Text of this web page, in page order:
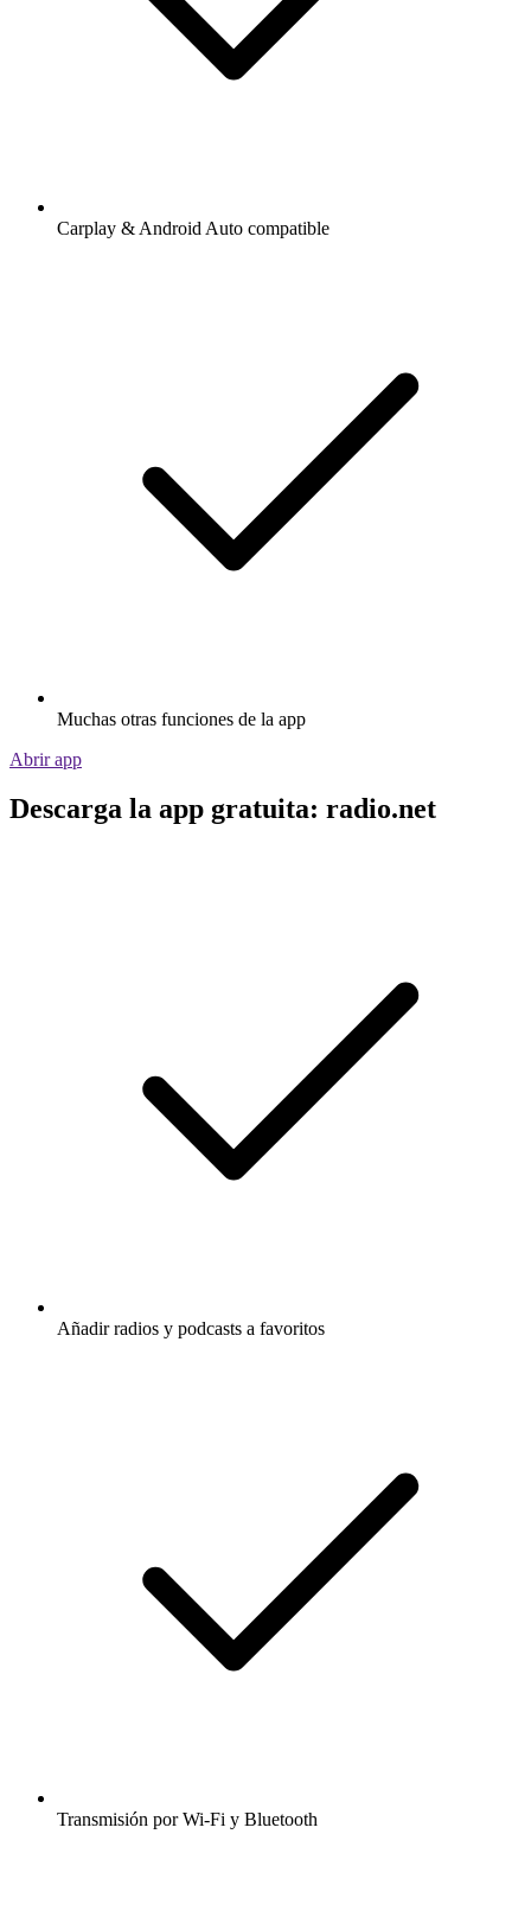
Carplay & Android Auto compatible
Muchas otras funciones de la app
Abrir app
Descarga la app gratuita: radio.net
Añadir radios y podcasts a favoritos
Transmisión por Wi-Fi y Bluetooth